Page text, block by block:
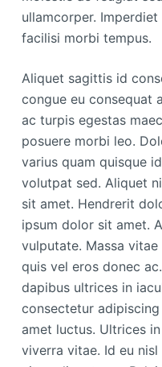
ullamcorper.
facilisi morbi tempus.
Aliquet sagittis id
congue eu consequat
ac turpis egestas
posuere morbi leo.
varius quam quisque
volutpat sed. Aliquet
sit amet. Hendrerit
ipsum dolor sit amet.
vulputate. Massa
quis vel eros donec
dapibus ultrices in
consectetur
amet luctus. Ultrices
viverra vitae. Id eu